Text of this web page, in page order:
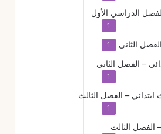
الدراسي الأول
1
الثاني 1
– الفصل الثاني
1
ابتدائي – الفصل الثالث
1
الفصل الثالث